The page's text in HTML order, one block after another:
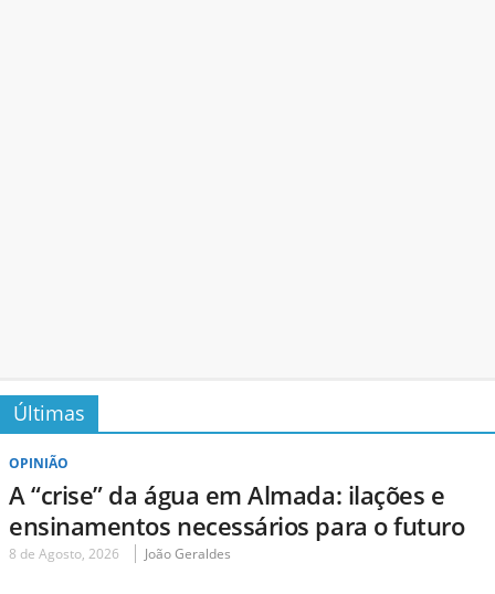
Últimas
OPINIÃO
A “crise” da água em Almada: ilações e
ensinamentos necessários para o futuro
8 de Agosto, 2026 João Geraldes